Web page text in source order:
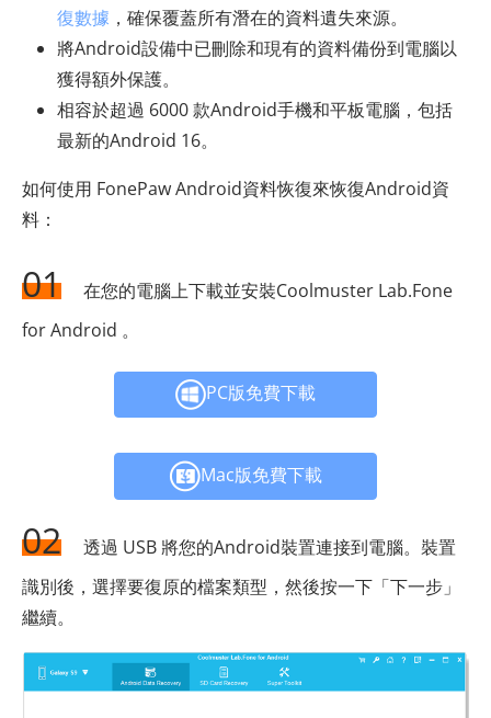
復數據 ，確保覆蓋所有潛在的資料遺失來源。
將Android設備中已刪除和現有的資料備份到電腦以
獲得額外保護。
相容於超過 6000 款Android手機和平板電腦，包括
最新的Android 16。
如何使用 FonePaw Android資料恢復來恢復Android資
料：
01
在您的電腦上下載並安裝Coolmuster Lab.Fone
for Android 。
PC版免費下載
Mac版免費下載
02
透過 USB 將您的Android裝置連接到電腦。裝置
識別後，選擇要復原的檔案類型，然後按一下「下一步」
繼續。